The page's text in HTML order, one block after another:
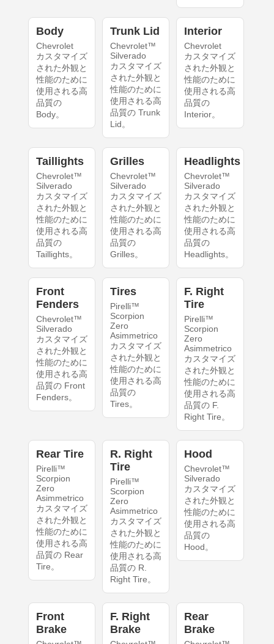
Body
Chevrolet
カスタマイズ
された外観と
性能のために
使用される高
品質の
Body。
Trunk Lid
Chevrolet™
Silverado
カスタマイズ
された外観と
性能のために
使用される高
品質の Trunk
Lid。
Interior
Chevrolet
カスタマイズ
された外観と
性能のために
使用される高
品質の
Interior。
Taillights
Chevrolet™
Silverado
カスタマイズ
された外観と
性能のために
使用される高
品質の
Taillights。
Grilles
Chevrolet™
Silverado
カスタマイズ
された外観と
性能のために
使用される高
品質の
Grilles。
Headlights
Chevrolet™
Silverado
カスタマイズ
された外観と
性能のために
使用される高
品質の
Headlights。
Front
Fenders
Chevrolet™
Silverado
カスタマイズ
された外観と
性能のために
使用される高
品質の Front
Fenders。
Tires
Pirelli™
Scorpion
Zero
Asimmetrico
カスタマイズ
された外観と
性能のために
使用される高
品質の
Tires。
F. Right
Tire
Pirelli™
Scorpion
Zero
Asimmetrico
カスタマイズ
された外観と
性能のために
使用される高
品質の F.
Right Tire。
Rear Tire
Pirelli™
Scorpion
Zero
Asimmetrico
カスタマイズ
された外観と
性能のために
使用される高
品質の Rear
Tire。
R. Right
Tire
Pirelli™
Scorpion
Zero
Asimmetrico
カスタマイズ
された外観と
性能のために
使用される高
品質の R.
Right Tire。
Hood
Chevrolet™
Silverado
カスタマイズ
された外観と
性能のために
使用される高
品質の
Hood。
Front
Brake
F. Right
Brake
Rear
Brake